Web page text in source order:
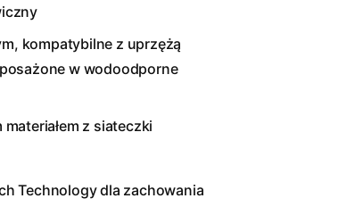
kompatybilne z uprzężą
w wodoodporne
z siateczki
Technology dla zachowania